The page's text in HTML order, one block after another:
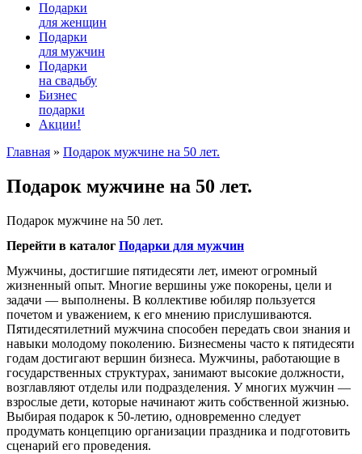
Подарки
для женщин
Подарки
для мужчин
Подарки
на свадьбу
Бизнес
подарки
Акции!
Главная » Подарок мужчине на 50 лет.
Подарок мужчине на 50 лет.
Подарок мужчине на 50 лет.
Перейти в каталог Подарки для мужчин
Мужчины, достигшие пятидесяти лет, имеют огромный
жизненный опыт. Многие вершины уже покорены, цели и
задачи — выполнены. В коллективе юбиляр пользуется
почетом и уважением, к его мнению прислушиваются.
Пятидесятилетний мужчина способен передать свои знания и
навыки молодому поколению. Бизнесмены часто к пятидесяти
годам достигают вершин бизнеса. Мужчины, работающие в
государственных структурах, занимают высокие должности,
возглавляют отделы или подразделения. У многих мужчин —
взрослые дети, которые начинают жить собственной жизнью.
Выбирая подарок к 50-летию, одновременно следует
продумать концепцию организации праздника и подготовить
сценарий его проведения.